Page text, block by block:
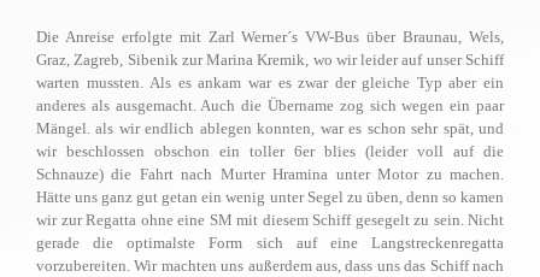
Die Anreise erfolgte mit Zarl Werner´s VW-Bus über Braunau, Wels,
Graz, Zagreb, Sibenik zur Marina Kremik, wo wir leider auf unser Schiff
warten mussten. Als es ankam war es zwar der gleiche Typ aber ein
anderes als ausgemacht. Auch die Übername zog sich wegen ein paar
Mängel. als wir endlich ablegen konnten, war es schon sehr spät, und
wir beschlossen obschon ein toller 6er blies (leider voll auf die
Schnauze) die Fahrt nach Murter Hramina unter Motor zu machen.
Hätte uns ganz gut getan ein wenig unter Segel zu üben, denn so kamen
wir zur Regatta ohne eine SM mit diesem Schiff gesegelt zu sein. Nicht
gerade die optimalste Form sich auf eine Langstreckenregatta
vorzubereiten. Wir machten uns außerdem aus, dass uns das Schiff nach